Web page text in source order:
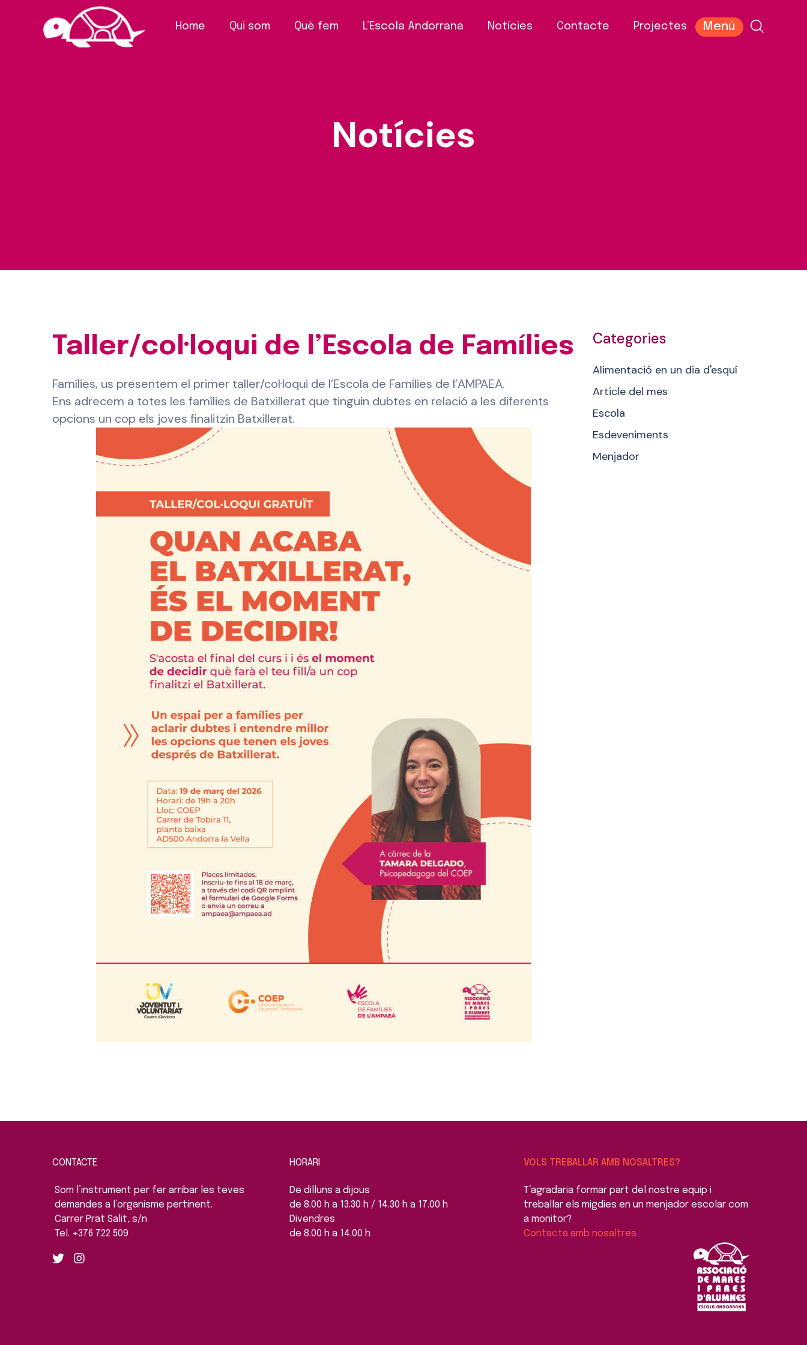
Home Qui som Què fem L’Escola Andorrana Notícies Contacte Projectes Menú
Notícies
Taller/col·loqui de l’Escola de Famílies
Famílies, us presentem el primer taller/col·loqui de l’Escola de Famílies de l’AMPAEA.
Ens adrecem a totes les famílies de Batxillerat que tinguin dubtes en relació a les diferents
opcions un cop els joves finalitzin Batxillerat.
Categories
Alimentació en un dia d'esquí
Article del mes
Escola
Esdeveniments
Menjador
CONTACTE
Som l’instrument per fer arribar les teves
demandes a l’organisme pertinent.
Carrer Prat Salit, s/n
Tel. +376 722 509
HORARI
De dilluns a dijous
de 8.00 h a 13.30 h / 14.30 h a 17.00 h
Divendres
de 8.00 h a 14.00 h
VOLS TREBALLAR AMB NOSALTRES?
T’agradaria formar part del nostre equip i
treballar els migdies en un menjador escolar com
a monitor?
Contacta amb nosaltres